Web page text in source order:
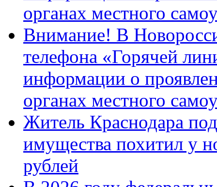
органах местного
Внимание! В
телефона «Горячей
информации о
органах местного
Житель Краснодара
имущества похитил у
рублей